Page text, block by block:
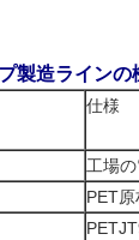
製造ラインの
仕様
工場
PET